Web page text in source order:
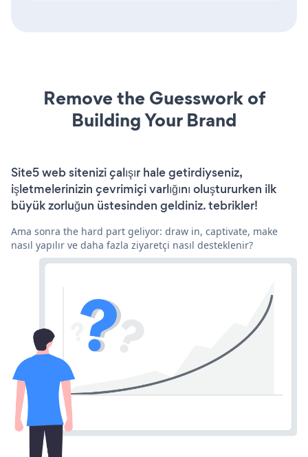
Remove the Guesswork of
Building Your Brand
Site5 web sitenizi çalışır hale getirdiyseniz,
işletmelerinizin çevrimiçi varlığını oluştururken ilk
büyük zorluğun üstesinden geldiniz. tebrikler!
Ama sonra the hard part geliyor: draw in, captivate, make
nasıl yapılır ve daha fazla ziyaretçi nasıl desteklenir?